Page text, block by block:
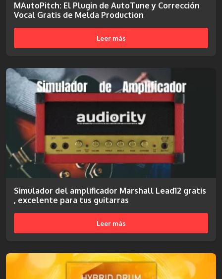
MAutoPitch: El Plugin de AutoTune y Corrección
Vocal Gratis de Melda Production
Leer más
Simulador del amplificador Marshall Lead12 gratis
, excelente para tus guitarras
Leer más